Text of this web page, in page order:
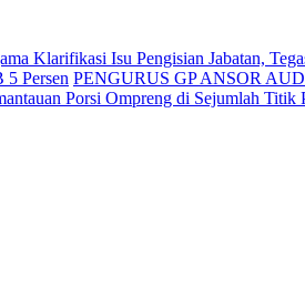
Klarifikasi Isu Pengisian Jabatan,
Persen PENGURUS GP ANSOR
Porsi Ompreng di Sejumlah Titik